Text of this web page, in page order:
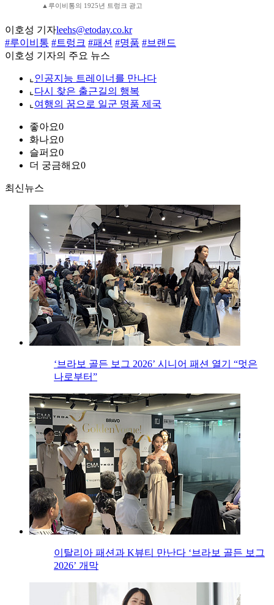
▲루이비통의 1925년 트렁크 광고
이호성 기자leehs@etoday.co.kr
#루이비통 #트렁크 #패션 #명품 #브랜드
이호성 기자의 주요 뉴스
⌞ 인공지능 트레이너를 만나다
⌞ 다시 찾은 출근길의 행복
⌞ 여행의 꿈으로 일군 명품 제국
좋아요0
화나요0
슬퍼요0
더 궁금해요0
최신뉴스
‘브라보 골든 보그 2026’ 시니어 패션 열기 “멋은
나로부터”
이탈리아 패션과 K뷰티 만난다 ‘브라보 골든 보그
2026’ 개막